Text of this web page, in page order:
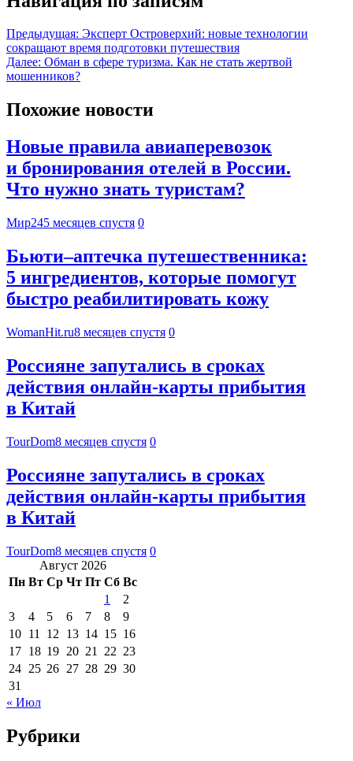
Предыдущая: Эксперт Островерхий: новые технологии
сокращают время подготовки путешествия
Далее: Обман в сфере туризма. Как не стать жертвой
мошенников?
Похожие новости
Новые правила авиаперевозок
и бронирования отелей в России.
Что нужно знать туристам?
Мир245 месяцев спустя 0
Бьюти–аптечка путешественника:
5 ингредиентов, которые помогут
быстро реабилитировать кожу
WomanHit.ru8 месяцев спустя 0
Россияне запутались в сроках
действия онлайн-карты прибытия
в Китай
TourDom8 месяцев спустя 0
Россияне запутались в сроках
действия онлайн-карты прибытия
в Китай
TourDom8 месяцев спустя 0
Август 2026
Пн Вт Ср Чт Пт Сб Вс
1
2
3
4 5 6 7 8
9
10 11 12 13 14 15 16
17 18 19 20 21 22 23
24 25 26 27 28 29 30
31
« Июл
Рубрики